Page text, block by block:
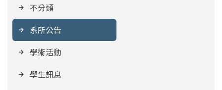
不分類
系所公告
學術活動
學生訊息